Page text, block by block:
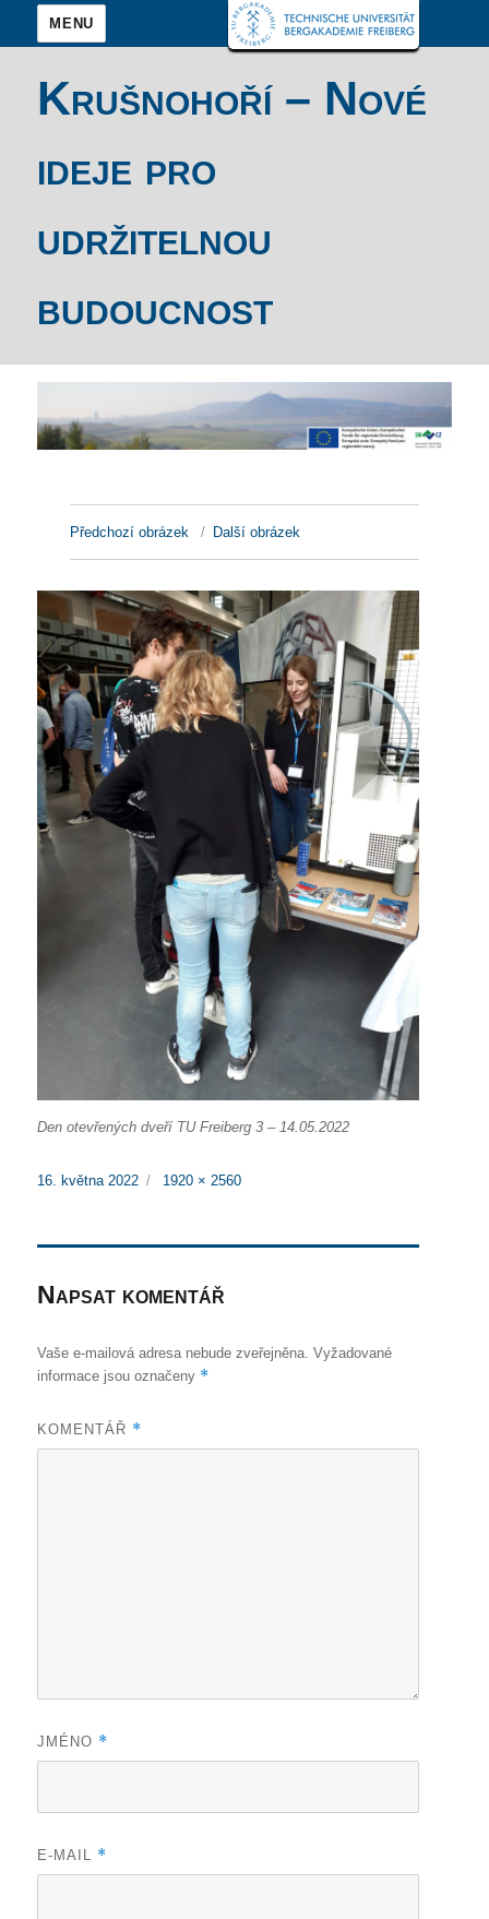
MENU
Krušnohoří – Nové
ideje pro
udržitelnou
budoucnost
Předchozí obrázek Další obrázek
Den otevřených dveří TU Freiberg 3 – 14.05.2022
Publikováno:
16. května 2022
Původní
1920 × 2560
Napsat komentář
Vaše e-mailová adresa nebude zveřejněna. Vyžadované
informace jsou označeny *
KOMENTÁŘ *
JMÉNO *
E-MAIL *